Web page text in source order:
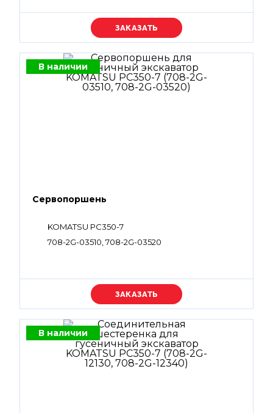
Уточняйте цену
В наличии
Сервопоршень
KOMATSU PC350-7
708-2G-03510, 708-2G-03520
Уточняйте цену
В наличии